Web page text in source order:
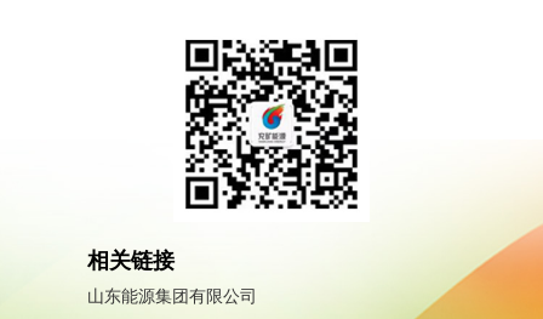
相关链接
山东能源集团有限公司